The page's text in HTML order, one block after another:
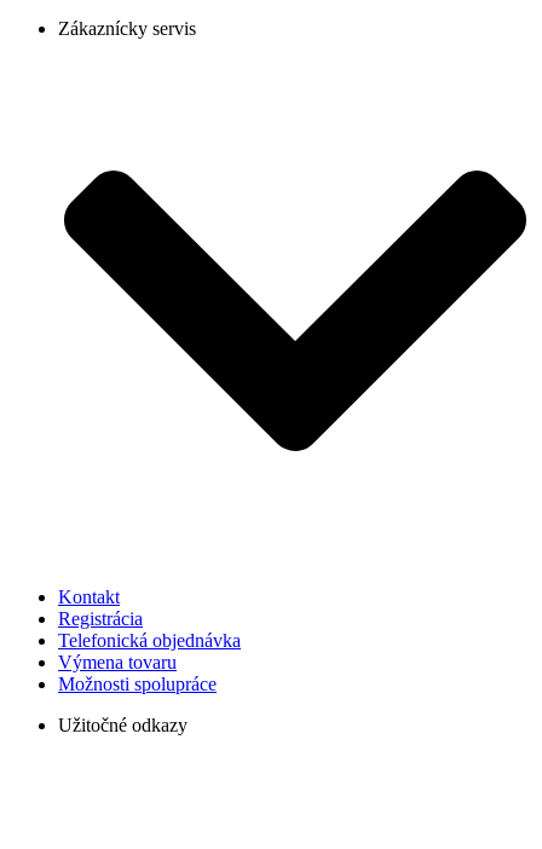
Zákaznícky servis
Kontakt
Registrácia
Telefonická objednávka
Výmena tovaru
Možnosti spolupráce
Užitočné odkazy